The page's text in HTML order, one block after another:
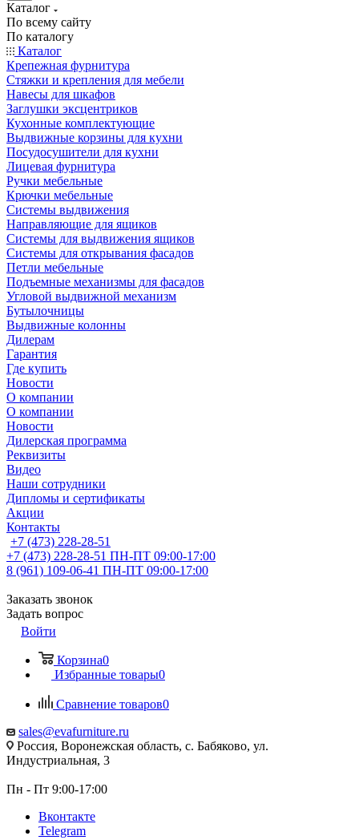
Каталог
По всему сайту
По каталогу
Каталог
Крепежная фурнитура
Стяжки и крепления для мебели
Навесы для шкафов
Заглушки эксцентриков
Кухонные комплектующие
Выдвижные корзины для кухни
Посудосушители для кухни
Лицевая фурнитура
Ручки мебельные
Крючки мебельные
Системы выдвижения
Направляющие для ящиков
Системы для выдвижения ящиков
Системы для открывания фасадов
Петли мебельные
Подъемные механизмы для фасадов
Угловой выдвижной механизм
Бутылочницы
Выдвижные колонны
Дилерам
Гарантия
Где купить
Новости
О компании
О компании
Новости
Дилерская программа
Реквизиты
Видео
Наши сотрудники
Дипломы и сертификаты
Акции
Контакты
+7 (473) 228-28-51
+7 (473) 228-28-51 ПН-ПТ 09:00-17:00
8 (961) 109-06-41 ПН-ПТ 09:00-17:00
Заказать звонок
Задать вопрос
Войти
Корзина0
Избранные товары0
Сравнение товаров0
sales@evafurniture.ru
Россия, Воронежская область, с. Бабяково, ул.
Индустриальная, 3
Пн - Пт 9:00-17:00
Вконтакте
Telegram